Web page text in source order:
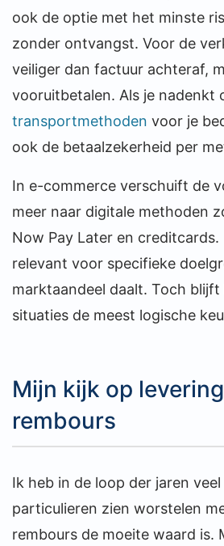
ook de optie met het minste
zonder ontvangst. Voor de
veiliger dan factuur achteraf,
vooruitbetalen. Als je nadenkt
transportmethoden voor je
ook de betaalzekerheid per
In e-commerce verschuift de
meer naar digitale methoden
Now Pay Later en
relevant voor specifieke
marktaandeel daalt. Toch
situaties de meest logische
Mijn kijk op
rembours
Ik heb in de loop der jaren
particulieren zien worstelen
rembours de moeite waard is.